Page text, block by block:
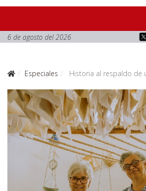
6 de agosto del 2026
Especiales Historia al respaldo de